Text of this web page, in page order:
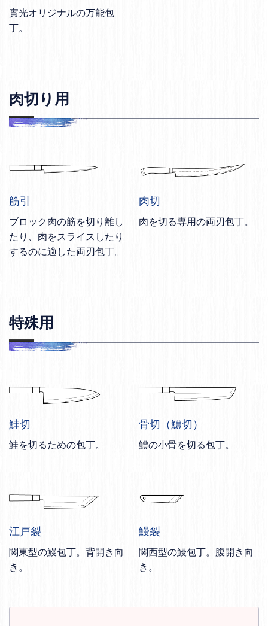
實光オリジナルの万能包
丁。
肉切り用
筋引
ブロック肉の筋を切り離し
たり、肉をスライスしたり
するのに適した両刃包丁。
肉切
肉を切る専用の両刃包丁。
特殊用
鮭切
鮭を切るための包丁。
骨切（鱧切）
鱧の小骨を切る包丁。
江戸裂
関東型の鰻包丁。背開き向
き。
鰻裂
関西型の鰻包丁。腹開き向
き。